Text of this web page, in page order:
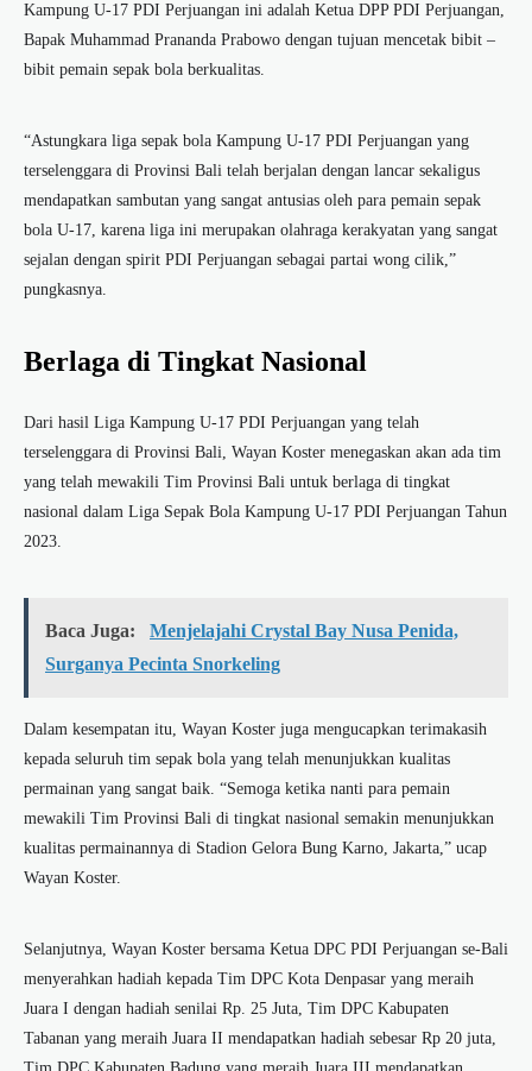
Kampung U-17 PDI Perjuangan ini adalah Ketua DPP PDI Perjuangan,
Bapak Muhammad Prananda Prabowo dengan tujuan mencetak bibit –
bibit pemain sepak bola berkualitas.
“Astungkara liga sepak bola Kampung U-17 PDI Perjuangan yang
terselenggara di Provinsi Bali telah berjalan dengan lancar sekaligus
mendapatkan sambutan yang sangat antusias oleh para pemain sepak
bola U-17, karena liga ini merupakan olahraga kerakyatan yang sangat
sejalan dengan spirit PDI Perjuangan sebagai partai wong cilik,”
pungkasnya.
Berlaga di Tingkat Nasional
Dari hasil Liga Kampung U-17 PDI Perjuangan yang telah
terselenggara di Provinsi Bali, Wayan Koster menegaskan akan ada tim
yang telah mewakili Tim Provinsi Bali untuk berlaga di tingkat
nasional dalam Liga Sepak Bola Kampung U-17 PDI Perjuangan Tahun
2023.
Baca Juga:
Menjelajahi Crystal Bay Nusa Penida,
Surganya Pecinta Snorkeling
Dalam kesempatan itu, Wayan Koster juga mengucapkan terimakasih
kepada seluruh tim sepak bola yang telah menunjukkan kualitas
permainan yang sangat baik. “Semoga ketika nanti para pemain
mewakili Tim Provinsi Bali di tingkat nasional semakin menunjukkan
kualitas permainannya di Stadion Gelora Bung Karno, Jakarta,” ucap
Wayan Koster.
Selanjutnya, Wayan Koster bersama Ketua DPC PDI Perjuangan se-Bali
menyerahkan hadiah kepada Tim DPC Kota Denpasar yang meraih
Juara I dengan hadiah senilai Rp. 25 Juta, Tim DPC Kabupaten
Tabanan yang meraih Juara II mendapatkan hadiah sebesar Rp 20 juta,